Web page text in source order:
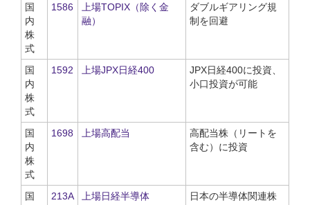
国
内
株
式
1586
上場TOPIX（除く金
融）
ダブルギアリング規
制を回避
国
内
株
式
1592 上場JPX日経400
JPX日経400に投資、
小口投資が可能
国
内
株
式
1698 上場高配当
高配当株（リートを
含む）に投資
国
213A 上場日経半導体
日本の半導体関連株